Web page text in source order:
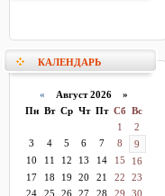
КАЛЕНДАРЬ
« Август 2026 »
Пн Вт Ср Чт Пт Сб Вс
1
2
3
4 5 6 7 8
9
10
11 12 13 14 15
16
17
18 19 20 21 22
23
24
25 26 27 28 29
30